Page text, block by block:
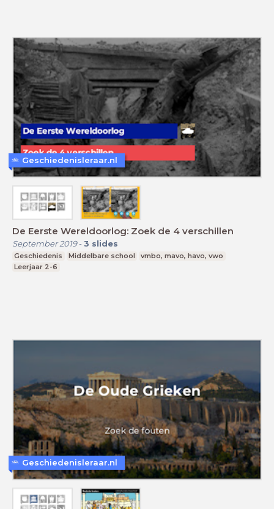
De Eerste Wereldoorlog: Zoek de 4 verschillen
September 2019- 3 slides
Geschiedenis Middelbare school
vmbo, mavo, havo, vwo
Leerjaar 2-6
Geschiedenisleraar.nl
Geschiedenisleraar.nl